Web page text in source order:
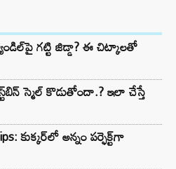
గట్టి జిడ్డా? ఈ చిట్కాలతో
స్మెల్ కొడుతోందా.? ఇలా చేస్తే
కుక్కర్‌లో అన్నం పర్ఫెక్ట్‌గా